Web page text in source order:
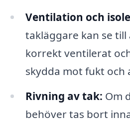
Ventilation och
takläggare kan se
korrekt ventilerat
skydda mot fukt och
Rivning av tak: Om
behöver tas bort